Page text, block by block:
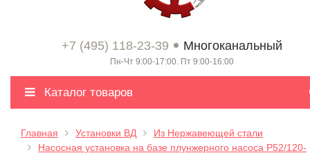
+7 (495) 118-23-39 Многоканальный
Пн-Чт 9:00-17:00. Пт 9:00-16:00
Каталог товаров
Главная Установки ВД
Из Нержавеющей стали
Насосная установка на базе плунжерного насоса P52/120-